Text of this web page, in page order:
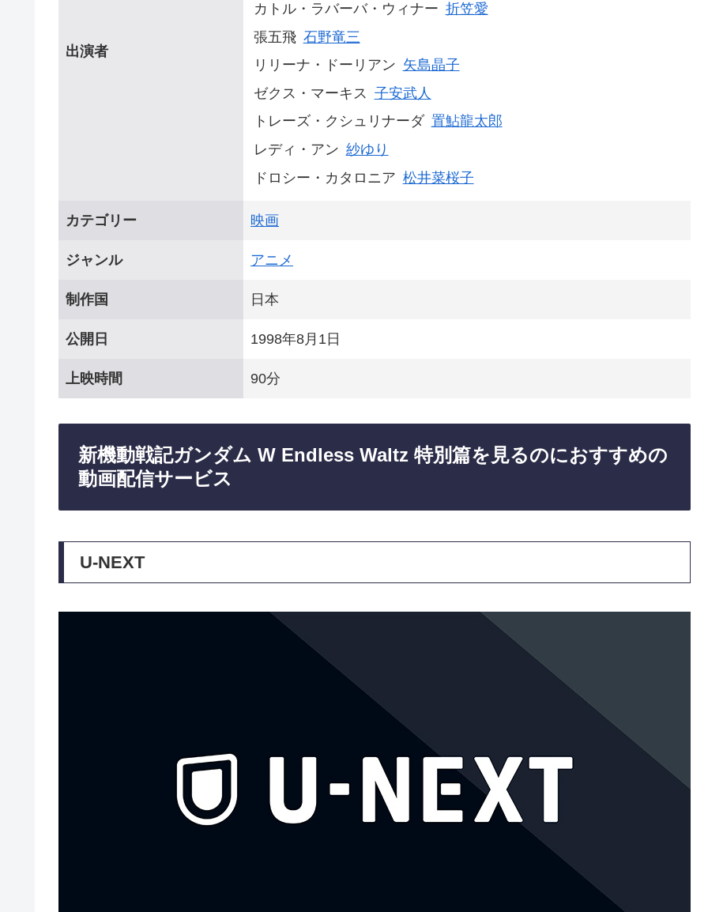
出演者
カトル・ラバーバ・ウィナー 折笠愛
張五飛 石野竜三
リリーナ・ドーリアン 矢島晶子
ゼクス・マーキス 子安武人
トレーズ・クシュリナーダ 置鮎龍太郎
レディ・アン 紗ゆり
ドロシー・カタロニア 松井菜桜子
カテゴリー 映画
ジャンル アニメ
制作国 日本
公開日 1998年8月1日
上映時間 90分
新機動戦記ガンダム W Endless Waltz 特別篇を見るのにおすすめの
動画配信サービス
U-NEXT